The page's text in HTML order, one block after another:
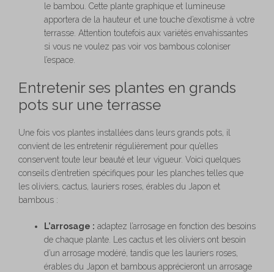
le bambou. Cette plante graphique et lumineuse
apportera de la hauteur et une touche d’exotisme à votre
terrasse. Attention toutefois aux variétés envahissantes
si vous ne voulez pas voir vos bambous coloniser
l’espace.
Entretenir ses plantes en grands
pots sur une terrasse
Une fois vos plantes installées dans leurs grands pots, il
convient de les entretenir régulièrement pour qu’elles
conservent toute leur beauté et leur vigueur. Voici quelques
conseils d’entretien spécifiques pour les planches telles que
les oliviers, cactus, lauriers roses, érables du Japon et
bambous :
L’arrosage : adaptez l’arrosage en fonction des besoins
de chaque plante. Les cactus et les oliviers ont besoin
d’un arrosage modéré, tandis que les lauriers roses,
érables du Japon et bambous apprécieront un arrosage